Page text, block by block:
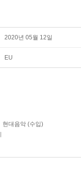
2020년 05월 12일
EU
현대음악 (수입)